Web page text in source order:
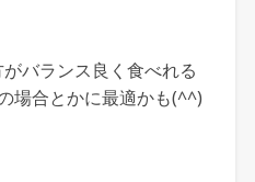
バランス良く食べれる
場合とかに最適かも(^^)